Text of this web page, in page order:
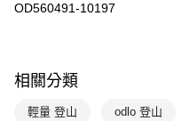
OD560491-10197
相關分類
輕量 登山 odlo 登山